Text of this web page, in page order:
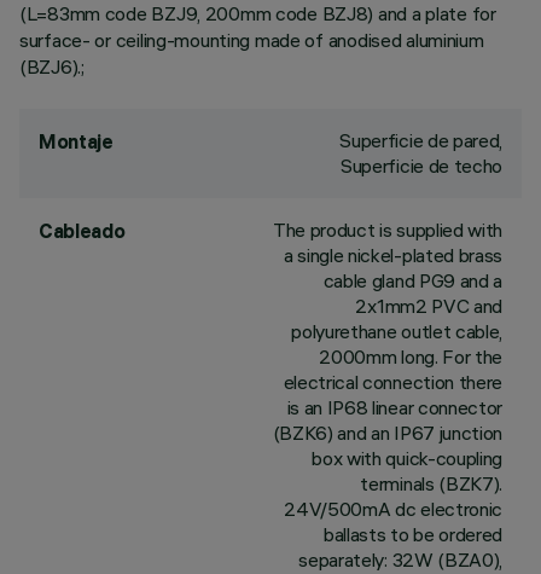
(L=83mm code BZJ9, 200mm code BZJ8) and a plate for
surface- or ceiling-mounting made of anodised aluminium
(BZJ6).;
Montaje
Superficie de pared,
Superficie de techo
Cableado
The product is supplied with
a single nickel-plated brass
cable gland PG9 and a
2x1mm2 PVC and
polyurethane outlet cable,
2000mm long. For the
electrical connection there
is an IP68 linear connector
(BZK6) and an IP67 junction
box with quick-coupling
terminals (BZK7).
24V/500mA dc electronic
ballasts to be ordered
separately: 32W (BZA0),